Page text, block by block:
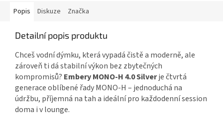
Popis Diskuze Značka
Detailní popis produktu
Chceš vodní dýmku, která vypadá čistě a moderně, ale
zároveň ti dá stabilní výkon bez zbytečných
kompromisů? Embery MONO-H 4.0 Silverje čtvrtá
generace oblíbené řady MONO-H – jednoduchá na
údržbu, příjemná na tah a ideální pro každodenní session
doma i v lounge.